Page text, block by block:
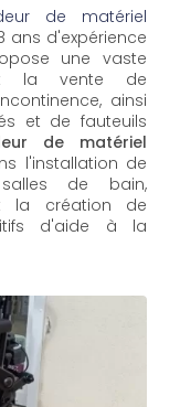
de matériel
ans d'expérience
une vaste
la vente de
ainsi
et de fauteuils
de matériel
l'installation de
de bain,
la création de
d'aide à la